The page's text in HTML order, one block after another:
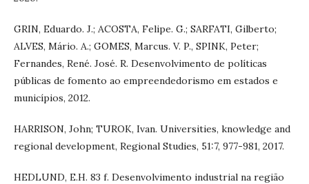
GRIN, Eduardo. J.; ACOSTA, Felipe. G.; SARFATI, Gilberto;
ALVES, Mário. A.; GOMES, Marcus. V. P., SPINK, Peter;
Fernandes, René. José. R. Desenvolvimento de políticas
públicas de fomento ao empreendedorismo em estados e
municípios, 2012.
HARRISON, John; TUROK, Ivan. Universities, knowledge and
regional development, Regional Studies, 51:7, 977-981, 2017.
HEDLUND, E.H. 83 f. Desenvolvimento industrial na região